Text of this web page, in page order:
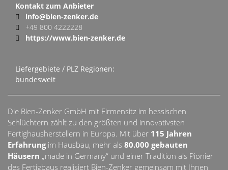
Kontakt zum Anbieter
info@bien-zenker.de
+49 800 4222228
https://www.bien-zenker.de
Liefergebiete / PLZ Regionen:
bundesweit
Die Bien-Zenker GmbH mit Firmensitz im hessischen
Schlüchtern zählt zu den größten und innovativsten
Fertighausherstellern in Europa. Mit über 115 Jahren
Erfahrungim Hausbau, mehr als 80.000 gebauten
Häusern „made in Germany“ und einer Tradition als Pionier
des Fertigbaus realisiert Bien-Zenker gemeinsam mit Ihnen